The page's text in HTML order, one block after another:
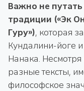
Важно не
традиции («Эк
Гуру»), которая
Кундалини-йоге
Нанака. Несмотря
разные тексты,
философское